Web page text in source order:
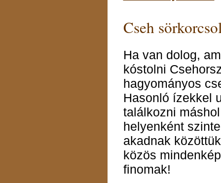
Cseh
Ha van dolog,
kóstolni
hagyományos
Hasonló ízekkel
találkozni
helyenként
akadnak
közös
finomak!